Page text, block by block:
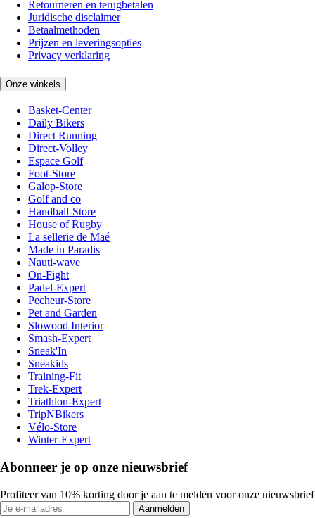
Retourneren en terugbetalen
Juridische disclaimer
Betaalmethoden
Prijzen en leveringsopties
Privacy verklaring
Onze winkels
Basket-Center
Daily Bikers
Direct Running
Direct-Volley
Espace Golf
Foot-Store
Galop-Store
Golf and co
Handball-Store
House of Rugby
La sellerie de Maé
Made in Paradis
Nauti-wave
On-Fight
Padel-Expert
Pecheur-Store
Pet and Garden
Slowood Interior
Smash-Expert
Sneak'In
Sneakids
Training-Fit
Trek-Expert
Triathlon-Expert
TripNBikers
Vélo-Store
Winter-Expert
Abonneer je op onze nieuwsbrief
Profiteer van 10% korting door je aan te melden voor onze nieuwsbrief
Aanmelden